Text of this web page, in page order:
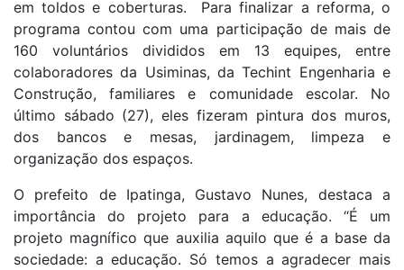
em toldos e coberturas. Para finalizar a reforma, o
programa contou com uma participação de mais de
160 voluntários divididos em 13 equipes, entre
colaboradores da Usiminas, da Techint Engenharia e
Construção, familiares e comunidade escolar. No
último sábado (27), eles fizeram pintura dos muros,
dos bancos e mesas, jardinagem, limpeza e
organização dos espaços.
O prefeito de Ipatinga, Gustavo Nunes, destaca a
importância do projeto para a educação. “É um
projeto magnífico que auxilia aquilo que é a base da
sociedade: a educação. Só temos a agradecer mais